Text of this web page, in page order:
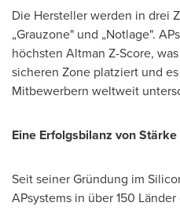
Die Hersteller werden in drei
„Grauzone" und „Notlage".
höchsten Altman Z-Score,
sicheren Zone platziert und
Mitbewerbern weltweit
Eine Erfolgsbilanz von
Seit seiner Gründung im
APsystems in über 150